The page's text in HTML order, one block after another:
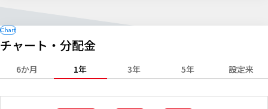
チャート・分配金
6か月 1年 3年 5年 設定来